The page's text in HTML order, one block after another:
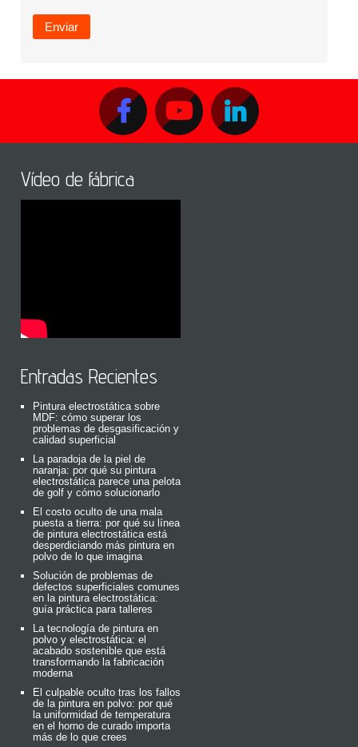
Vídeo de fábrica
Entradas Recientes
Pintura electrostática sobre
MDF: cómo superar los
problemas de desgasificación y
calidad superficial
La paradoja de la piel de
naranja: por qué su pintura
electrostática parece una pelota
de golf y cómo solucionarlo
El costo oculto de una mala
puesta a tierra: por qué su línea
de pintura electrostática está
desperdiciando más pintura en
polvo de lo que imagina
Solución de problemas de
defectos superficiales comunes
en la pintura electrostática:
guía práctica para talleres
La tecnología de pintura en
polvo y electrostática: el
acabado sostenible que está
transformando la fabricación
moderna
El culpable oculto tras los fallos
de la pintura en polvo: por qué
la uniformidad de temperatura
en el horno de curado importa
más de lo que crees